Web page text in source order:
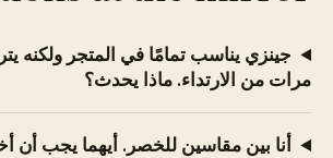
جينزي يناسب تمامًا في المتجر ولكنه
مرات من الارتداء. ماذا يحدث؟
أنا بين مقاسين للخصر. أيهما يجب أن